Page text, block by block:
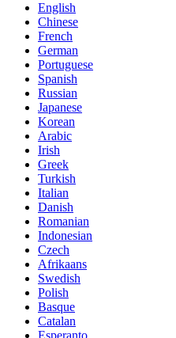
English
Chinese
French
German
Portuguese
Spanish
Russian
Japanese
Korean
Arabic
Irish
Greek
Turkish
Italian
Danish
Romanian
Indonesian
Czech
Afrikaans
Swedish
Polish
Basque
Catalan